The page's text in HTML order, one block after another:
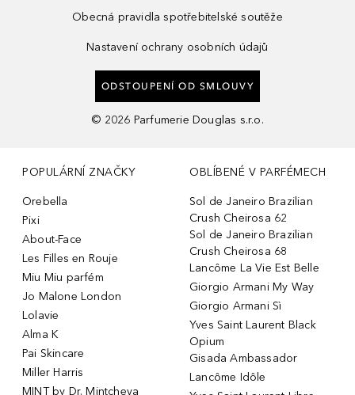
Obecná pravidla spotřebitelské soutěže
Nastavení ochrany osobních údajů
ODSTOUPENÍ OD SMLOUVY
© 2026 Parfumerie Douglas s.r.o.
POPULÁRNÍ ZNAČKY
Orebella
Pixi
About-Face
Les Filles en Rouje
Miu Miu parfém
Jo Malone London
Lolavie
Alma K
Pai Skincare
Miller Harris
MINT by Dr. Mintcheva
OBLÍBENÉ V PARFÉMECH
Sol de Janeiro Brazilian
Crush Cheirosa 62
Sol de Janeiro Brazilian
Crush Cheirosa 68
Lancôme La Vie Est Belle
Giorgio Armani My Way
Giorgio Armani Sì
Yves Saint Laurent Black
Opium
Gisada Ambassador
Lancôme Idôle